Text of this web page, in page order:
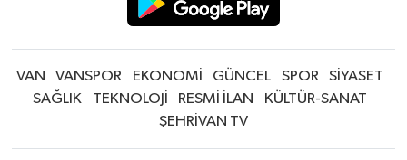
VAN VANSPOR EKONOMİ GÜNCEL SPOR
SİYASET
SAĞLIK
TEKNOLOJİ RESMİ İLAN
KÜLTÜR-SANAT
ŞEHRİVAN TV